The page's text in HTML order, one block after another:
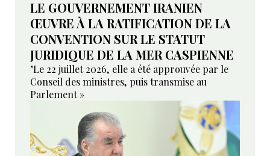
LE GOUVERNEMENT IRANIEN
ŒUVRE À LA RATIFICATION DE LA
CONVENTION SUR LE STATUT
JURIDIQUE DE LA MER CASPIENNE
"Le 22 juillet 2026, elle a été approuvée par le
Conseil des ministres, puis transmise au
Parlement »